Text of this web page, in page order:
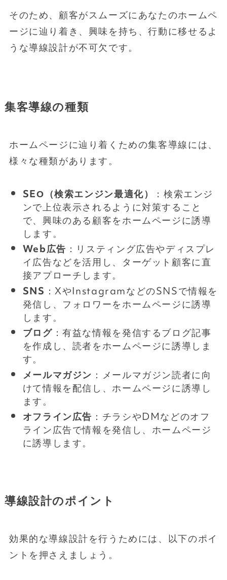
そのため、顧客がスムーズにあなたのホームペ
ージに辿り着き、興味を持ち、行動に移せるよ
うな導線設計が不可欠です。
集客導線の種類
ホームページに辿り着くための集客導線には、
様々な種類があります。
SEO（検索エンジン最適化） ：検索エンジ
ンで上位表示されるように対策すること
で、興味のある顧客をホームページに誘導
します。
Web広告 ：リスティング広告やディスプレ
イ広告などを活用し、ターゲット顧客に直
接アプローチします。
SNS ：XやInstagramなどのSNSで情報を
発信し、フォロワーをホームページに誘導
します。
ブログ ：有益な情報を発信するブログ記事
を作成し、読者をホームページに誘導しま
す。
メールマガジン ：メールマガジン読者に向
けて情報を配信し、ホームページに誘導し
ます。
オフライン広告 ：チラシやDMなどのオフ
ライン広告で情報を発信し、ホームページ
に誘導します。
導線設計のポイント
効果的な導線設計を行うためには、以下のポイ
ントを押さえましょう。